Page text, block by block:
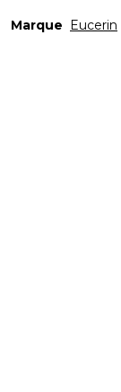
Marque Eucerin